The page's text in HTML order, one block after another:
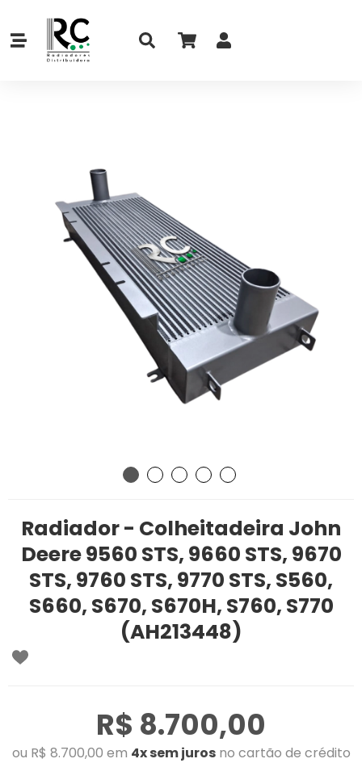
Radiador - Colheitadeira John
Deere 9560 STS, 9660 STS, 9670
STS, 9760 STS, 9770 STS, S560,
S660, S670, S670H, S760, S770
(AH213448)
R$ 8.700,00
ou R$ 8.700,00 em 4x sem jurosno cartão de crédito